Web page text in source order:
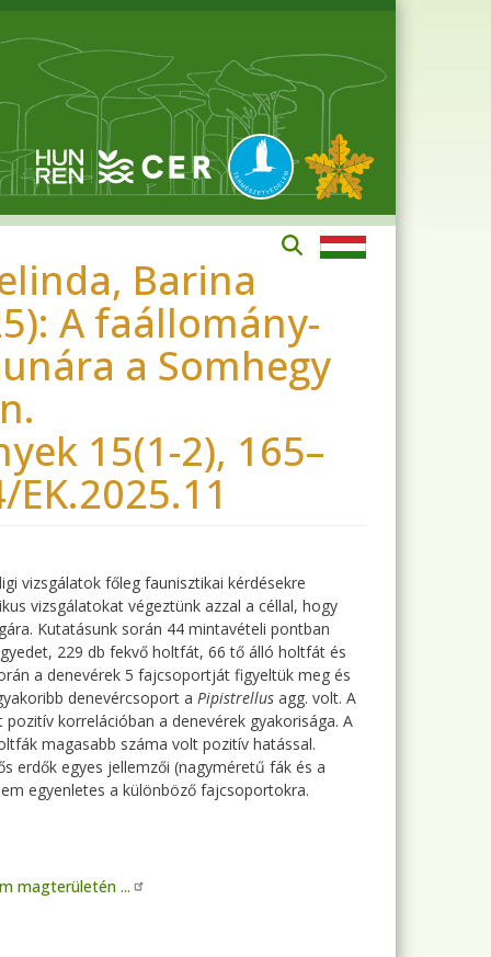
Barina
A faállomány-
a Somhegy
15(1-2), 165–
vizsgálatok főleg faunisztikai kérdésekre
vizsgálatokat végeztünk azzal a céllal, hogy
Kutatásunk során 44 mintavételi pontban
229 db fekvő holtfát, 66 tő álló holtfát és
a denevérek 5 fajcsoportját figyeltük meg és
denevércsoport a Pipistrellus agg. volt. A
korrelációban a denevérek gyakorisága. A
magasabb száma volt pozitív hatással.
erdők egyes jellemzői (nagyméretű fák és a
egyenletes a különböző fajcsoportokra.
magterületén ...